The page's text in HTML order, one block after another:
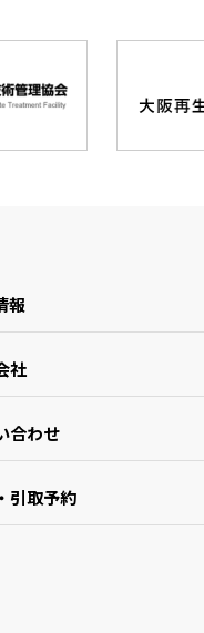
報
社
合わせ
引取予約